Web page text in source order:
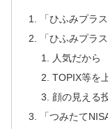
「ひふみプラ
「ひふみプラ
人気だから
TOPIX等を
顔の見える
「つみたて